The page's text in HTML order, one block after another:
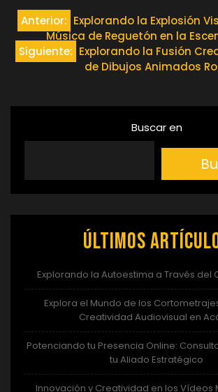
Navegación
de
Anterior: Explorando la Explosión
Música de Reguetón en la
Siguiente: Explorando la Fusión
de Dibujos Animados
Buscar en
Últimos
Explorando la Autoestima a Través del
Explora el Mundo de los
Creatividad Audiovisual en
Potenciando tu Presencia Online:
tu Aliado Estratégico
Innovación y Creatividad en los Vídeos